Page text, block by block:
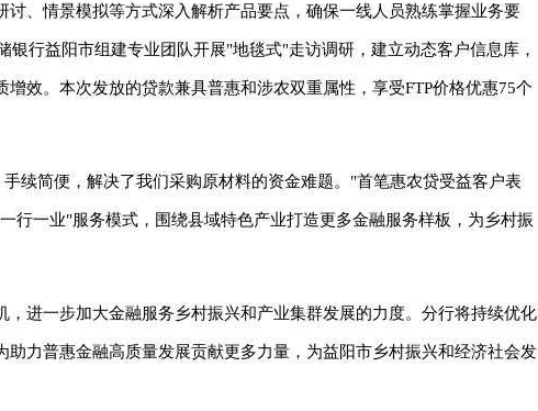
、情景模拟等方式深入解析产品要点，确保一线人员熟练掌握业务要
行益阳市组建专业团队开展"地毯式"走访调研，建立动态客户信息库，
效。本次发放的贷款兼具普惠和涉农双重属性，享受FTP价格优惠75个
续简便，解决了我们采购原材料的资金难题。"首笔惠农贷受益客户表
行一业"服务模式，围绕县域特色产业打造更多金融服务样板，为乡村振
进一步加大金融服务乡村振兴和产业集群发展的力度。分行将持续优化
力普惠金融高质量发展贡献更多力量，为益阳市乡村振兴和经济社会发